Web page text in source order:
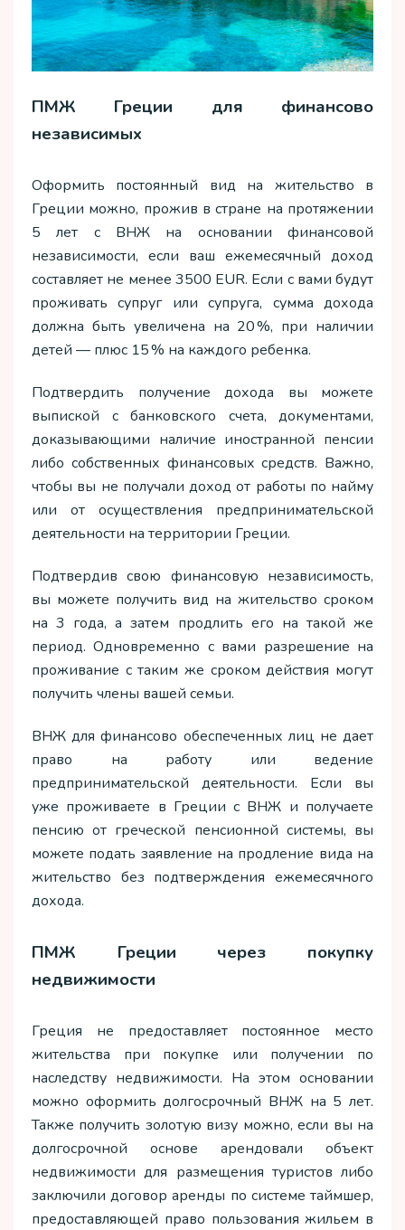
ПМЖ Греции для финансово
независимых
Оформить постоянный вид на жительство в
Греции можно, прожив в стране на протяжении
5 лет с ВНЖ на основании финансовой
независимости, если ваш ежемесячный доход
составляет не менее 3500 EUR. Если с вами будут
проживать супруг или супруга, сумма дохода
должна быть увеличена на 20 %, при наличии
детей — плюс 15 % на каждого ребенка.
Подтвердить получение дохода вы можете
выпиской с банковского счета, документами,
доказывающими наличие иностранной пенсии
либо собственных финансовых средств. Важно,
чтобы вы не получали доход от работы по найму
или от осуществления предпринимательской
деятельности на территории Греции.
Подтвердив свою финансовую независимость,
вы можете получить вид на жительство сроком
на 3 года, а затем продлить его на такой же
период. Одновременно с вами разрешение на
проживание с таким же сроком действия могут
получить члены вашей семьи.
ВНЖ для финансово обеспеченных лиц не дает
право на работу или ведение
предпринимательской деятельности. Если вы
уже проживаете в Греции с ВНЖ и получаете
пенсию от греческой пенсионной системы, вы
можете подать заявление на продление вида на
жительство без подтверждения ежемесячного
дохода.
ПМЖ Греции через покупку
недвижимости
Греция не предоставляет постоянное место
жительства при покупке или получении по
наследству недвижимости. На этом основании
можно оформить долгосрочный ВНЖ на 5 лет.
Также получить золотую визу можно, если вы на
долгосрочной основе арендовали объект
недвижимости для размещения туристов либо
заключили договор аренды по системе таймшер,
предоставляющей право пользования жильем в